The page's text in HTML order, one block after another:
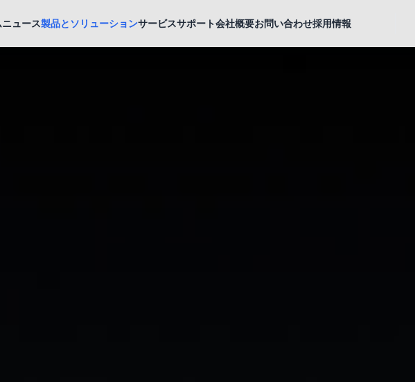
ニュース製品とソリューションサービスサポート会社概要お問い合わせ採用情報